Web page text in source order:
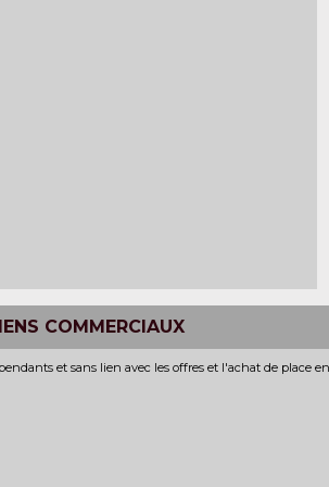
COMMERCIAUX
et sans lien avec les offres et l'achat de place